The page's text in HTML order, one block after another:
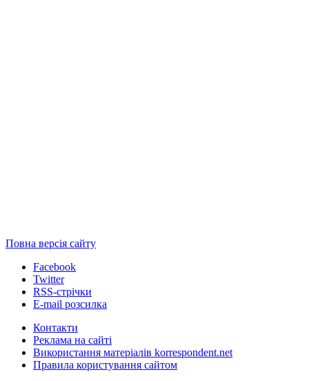
Повна версія сайту
Facebook
Twitter
RSS-стрічки
E-mail розсилка
Контакти
Реклама на сайті
Використання матеріалів korrespondent.net
Правила користування сайтом